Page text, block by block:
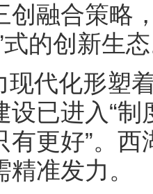
创融合策略
式的创新生
现代化形塑
已进入“制
有更好”。
准发力。